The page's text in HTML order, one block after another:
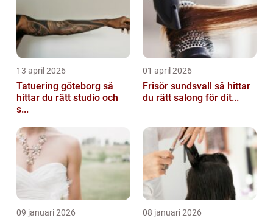
13 april 2026
Tatuering göteborg så
hittar du rätt studio och
s...
01 april 2026
Frisör sundsvall så hittar
du rätt salong för dit...
09 januari 2026 08 januari 2026